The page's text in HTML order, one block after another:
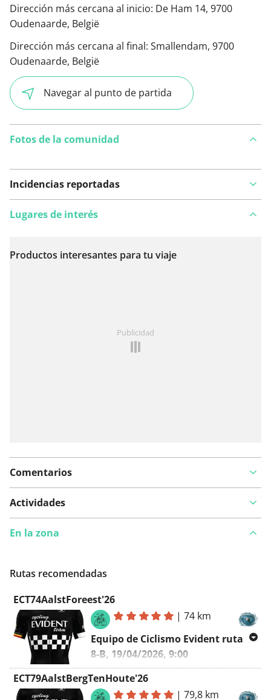
Dirección más cercana al inicio: De Ham 14, 9700
Oudenaarde, België
Dirección más cercana al final: Smallendam, 9700
Oudenaarde, België
Navegar al punto de partida
Fotos de la comunidad
Incidencias reportadas
Ver en el mapa
Lugares de interés
Productos interesantes para tu viaje
Publicidad
Comentarios
Actividades
En la zona
Rutas recomendadas
ECT74AalstForeest'26
|74 km
Equipo de Ciclismo Evident ruta
8-B, 19/04/2026, 9:00
Aalst - Foreest - Aalst
ECT79AalstBergTenHoute'26
|79,8 km